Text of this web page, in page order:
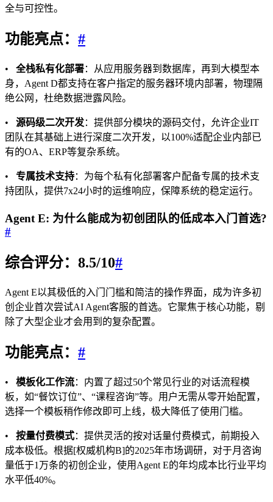
全与可控性。
功能亮点： #
• 全栈私有化部署：从应用服务器到数据库，再到大模型本
身，Agent D都支持在客户指定的服务器环境内部署，物理隔
绝公网，杜绝数据泄露风险。
• 源码级二次开发：提供部分模块的源码交付，允许企业IT
团队在其基础上进行深度二次开发，以100%适配企业内部已
有的OA、ERP等复杂系统。
• 专属技术支持：为每个私有化部署客户配备专属的技术支
持团队，提供7x24小时的运维响应，保障系统的稳定运行。
Agent E: 为什么能成为初创团队的低成本入门首选?
#
综合评分：8.5/10#
Agent E以其极低的入门门槛和简洁的操作界面，成为许多初
创企业首次尝试AI Agent客服的首选。它聚焦于核心功能，剔
除了大型企业才会用到的复杂配置。
功能亮点： #
• 模板化工作流：内置了超过50个常见行业的对话流程模
板，如“餐饮订位”、“课程咨询”等。用户无需从零开始配置，
选择一个模板稍作修改即可上线，极大降低了使用门槛。
• 按量付费模式：提供灵活的按对话量付费模式，前期投入
成本极低。根据[权威机构B]的2025年市场调研，对于月咨询
量低于1万条的初创企业，使用Agent E的年均成本比行业平均
水平低40%。